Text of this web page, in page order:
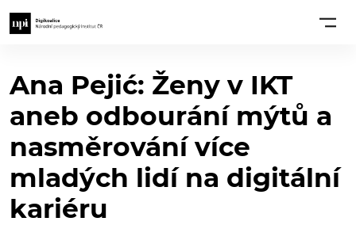
Ana Pejić: Ženy v IKT
aneb odbourání mýtů a
nasměrování více
mladých lidí na digitální
kariéru